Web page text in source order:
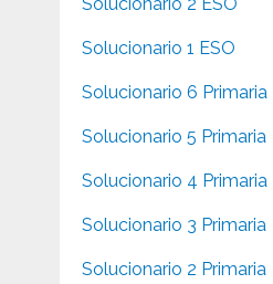
Solucionario 1 ESO
Solucionario 6 Primaria
Solucionario 5 Primaria
Solucionario 4 Primaria
Solucionario 3 Primaria
Solucionario 2 Primaria